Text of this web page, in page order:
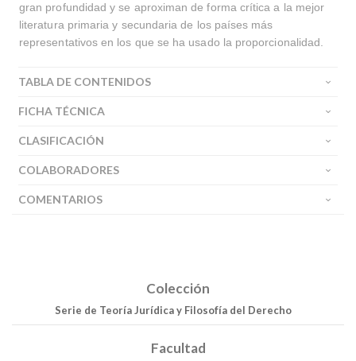
gran profundidad y se aproximan de forma crítica a la mejor
literatura primaria y secundaria de los países más
representativos en los que se ha usado la proporcionalidad.
TABLA DE CONTENIDOS
FICHA TÉCNICA
CLASIFICACIÓN
COLABORADORES
COMENTARIOS
Colección
Serie de Teoría Jurídica y Filosofía del Derecho
Facultad